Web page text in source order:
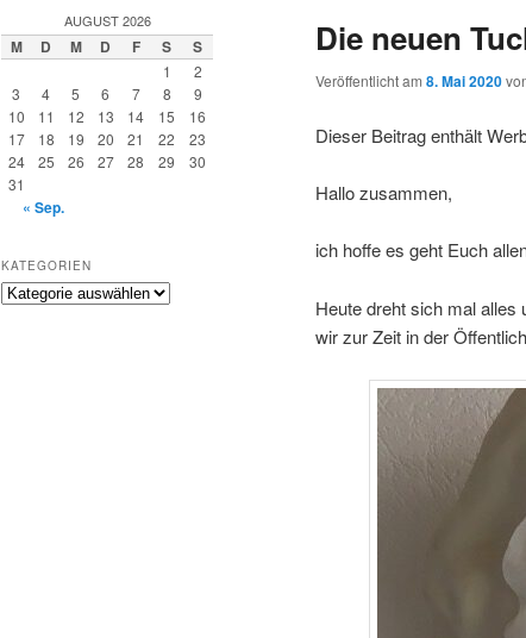
Die neuen
Veröffentlicht am 8. Mai 2020
Dieser Beitrag enthält
Hallo zusammen,
ich hoffe es geht Euch
Heute dreht sich mal
wir zur Zeit in der
e
n
AUGUST 2026
M D M D F S S
1
2
3
4 5 6 7 8
9
10
11 12 13 14 15
16
17
18 19 20 21 22
23
24
25 26 27 28 29
30
31
« Sep.
KATEGORIEN
Kategorien